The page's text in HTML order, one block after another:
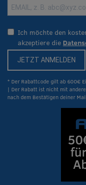
Ich möchte den
akzeptiere die
JETZT ANMELDEN
* Der Rabattcode gilt ab 600€
| Der Rabatt ist nicht mit
nach dem Bestätigen deiner